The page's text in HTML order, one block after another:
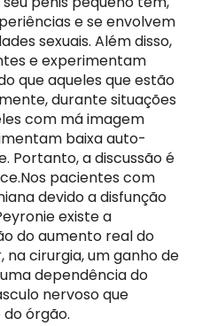
e se envolvem
sexuais. Além disso,
e experimentam
que aqueles que estão
durante situações
com má imagem
baixa auto-
Portanto, a discussão é
pacientes com
devido a disfunção
existe a
do aumento real do
na cirurgia, um ganho de
dependência do
nervoso que
órgão.